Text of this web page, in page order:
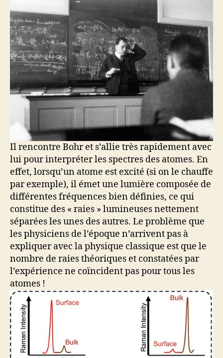
Il rencontre Bohr et s’allie très rapidement avec
lui pour interpréter les spectres des atomes. En
effet, lorsqu’un atome est excité (si on le chauffe
par exemple), il émet une lumière composée de
différentes fréquences bien définies, ce qui
constitue des « raies » lumineuses nettement
séparées les unes des autres. Le problème que
les physiciens de l’époque n’arrivent pas à
expliquer avec la physique classique est que le
nombre de raies théoriques et constatées par
l’expérience ne coïncident pas pour tous les
atomes !